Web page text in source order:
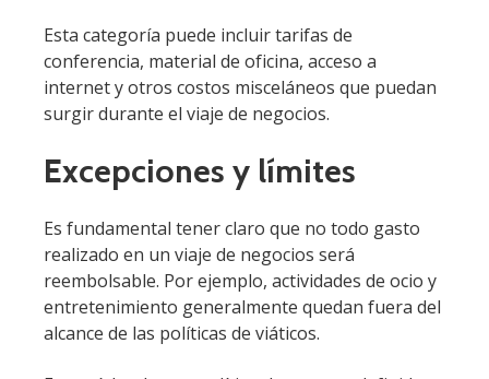
Esta categoría puede incluir tarifas de
conferencia, material de oficina, acceso a
internet y otros costos misceláneos que puedan
surgir durante el viaje de negocios.
Excepciones y límites
Es fundamental tener claro que no todo gasto
realizado en un viaje de negocios será
reembolsable. Por ejemplo, actividades de ocio y
entretenimiento generalmente quedan fuera del
alcance de las políticas de viáticos.